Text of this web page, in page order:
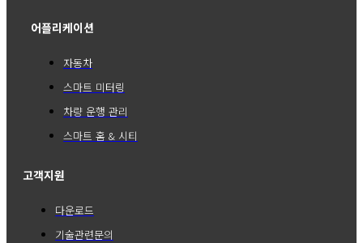
어플리케이션
자동차
스마트 미터링
차량 운행 관리
스마트 홈 & 시티
고객지원
다운로드
기술관련문의